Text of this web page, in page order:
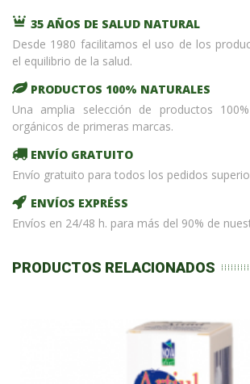
35 AÑOS DE SALUD NATURAL
Desde 1980 facilitamos el uso de los
el equilibrio de la salud.
PRODUCTOS 100% NATURALES
Una amplia selección de productos
orgánicos de primeras marcas.
ENVÍO GRATUITO
Envío gratuito para todos los pedidos
ENVÍOS EXPRÉSS
Envíos en 24/48 h. para más del 90% de
PRODUCTOS RELACIONADOS